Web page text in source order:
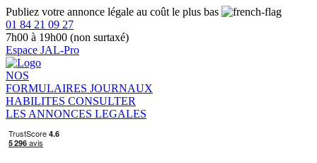
Publiez votre annonce légale au coût le plus bas
01 84 21 09 27
7h00 à 19h00 (non surtaxé)
Espace JAL-Pro
NOS
FORMULAIRES JOURNAUX
HABILITES CONSULTER
LES ANNONCES LEGALES